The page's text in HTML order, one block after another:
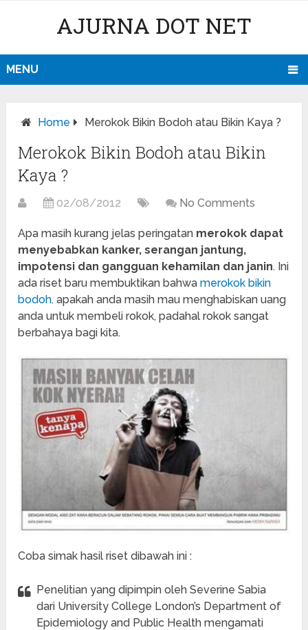
AJURNA DOT NET
MENU
Home Merokok Bikin Bodoh atau Bikin Kaya ?
Merokok Bikin Bodoh atau Bikin
Kaya ?
02/08/2012 No Comments
Apa masih kurang jelas peringatan merokok dapat
menyebabkan kanker, serangan jantung,
impotensi dan gangguan kehamilan dan janin. Ini
ada riset baru membuktikan bahwamerokok bikin
bodoh. apakah anda masih mau menghabiskan uang
anda untuk membeli rokok, padahal rokok sangat
berbahaya bagi kita.
Coba simak hasil riset dibawah ini :
Penelitian yang dipimpin oleh Severine Sabia
dari University College London’s Department of
Epidemiology and Public Health mengamati